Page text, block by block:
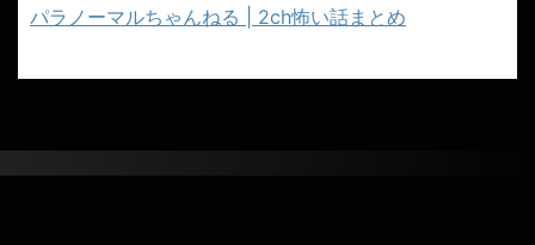
パラノーマルちゃんねる | 2ch怖い話まとめ